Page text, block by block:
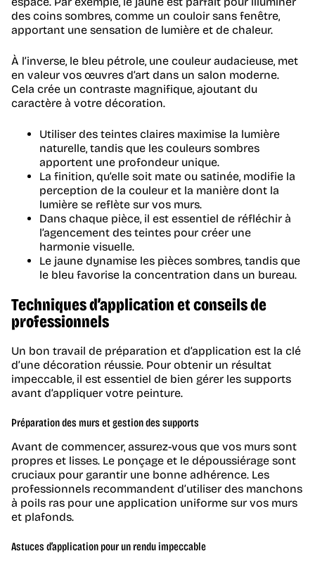
des coins sombres, comme un couloir sans fenêtre,
apportant une sensation de lumière et de chaleur.
À l’inverse, le bleu pétrole, une couleur audacieuse, met
en valeur vos œuvres d’art dans un salon moderne.
Cela crée un contraste magnifique, ajoutant du
caractère à votre décoration.
Utiliser des teintes claires maximise la lumière
naturelle, tandis que les couleurs sombres
apportent une profondeur unique.
La finition, qu’elle soit mate ou satinée, modifie la
perception de la couleur et la manière dont la
lumière se reflète sur vos murs.
Dans chaque pièce, il est essentiel de réfléchir à
l’agencement des teintes pour créer une
harmonie visuelle.
Le jaune dynamise les pièces sombres, tandis que
le bleu favorise la concentration dans un bureau.
Techniques d’application et conseils de
professionnels
Un bon travail de préparation et d’application est la clé
d’une décoration réussie. Pour obtenir un résultat
impeccable, il est essentiel de bien gérer les supports
avant d’appliquer votre peinture.
Préparation des murs et gestion des supports
Avant de commencer, assurez-vous que vos murs sont
propres et lisses. Le ponçage et le dépoussiérage sont
cruciaux pour garantir une bonne adhérence. Les
professionnels recommandent d’utiliser des manchons
à poils ras pour une application uniforme sur vos murs
et plafonds.
Astuces d’application pour un rendu impeccable